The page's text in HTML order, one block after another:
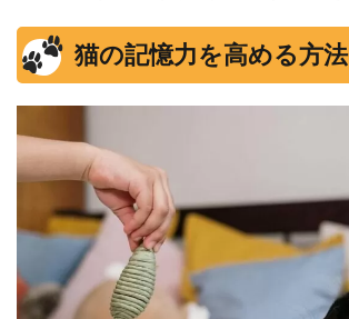
猫の記憶力を高める方法